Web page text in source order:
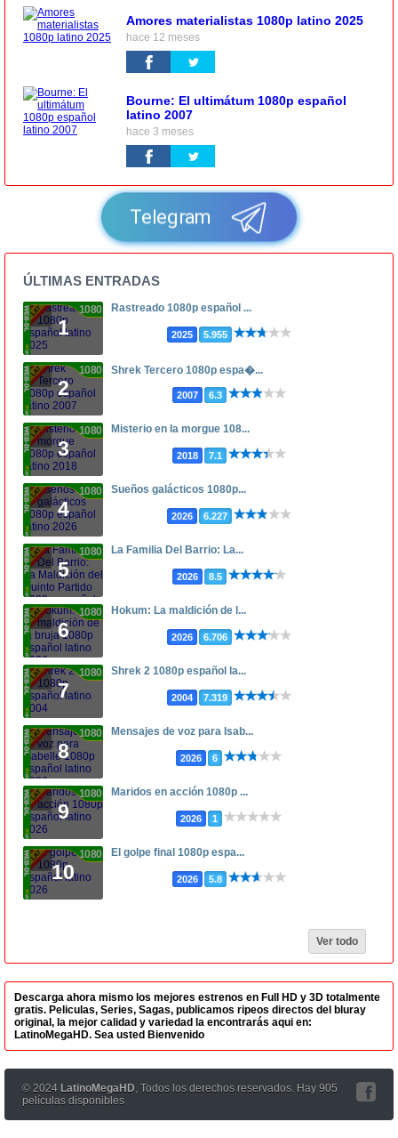
Amores materialistas 1080p latino 2025
hace 12 meses
Bourne: El ultimátum 1080p español
latino 2007
hace 3 meses
Telegram
ÚLTIMAS ENTRADAS
1
1080p Rastreado 1080p español ...
2025 5.955
2
1080p Shrek Tercero 1080p espa�...
2007 6.3
3
1080p Misterio en la morgue 108...
2018 7.1
4
1080p Sueños galácticos 1080p...
2026 6.227
5
1080p La Familia Del Barrio: La...
2026 8.5
6
1080p Hokum: La maldición de l...
2026 6.706
7
1080p Shrek 2 1080p español la...
2004 7.319
8
1080p Mensajes de voz para Isab...
2026 6
9
1080p Maridos en acción 1080p ...
2026 1
10
1080p El golpe final 1080p espa...
2026 5.8
Ver todo
Descarga ahora mismo los mejores estrenos en Full HD y 3D totalmente
gratis. Peliculas, Series, Sagas, publicamos ripeos directos del bluray
original, la mejor calidad y variedad la encontrarás aqui en:
LatinoMegaHD. Sea usted Bienvenido
© 2024 LatinoMegaHD , Todos los derechos reservados. Hay 905
películas disponibles